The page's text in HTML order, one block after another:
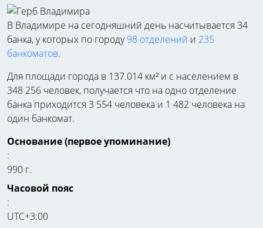
В Владимире на сегодняшний день насчитывается 34
банка, у которых по городу98 отделений и 235
банкоматов.
Для площади города в 137.014 км² и с населением в
348 256 человек, получается что на одно отделение
банка приходится 3 554 человека и 1 482 человека на
один банкомат.
Основание (первое упоминание)
:
990 г.
Часовой пояс
:
UTC+3:00